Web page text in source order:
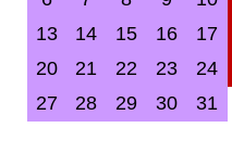
13
14 15 16 17
20
21 22 23 24
27
28 29 30 31